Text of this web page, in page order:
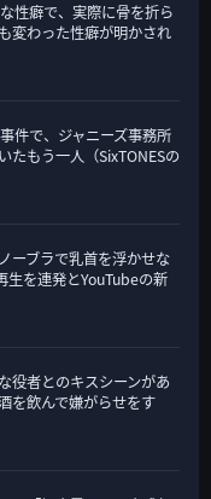
性癖で、実際に骨を折ら
変わった性癖が明かされ
件で、ジャニーズ事務所
たもう一人（SixTONESの
ーブラで乳首を浮かせな
生を連発とYouTubeの新
役者とのキスシーンがあ
を飲んで嫌がらせをす